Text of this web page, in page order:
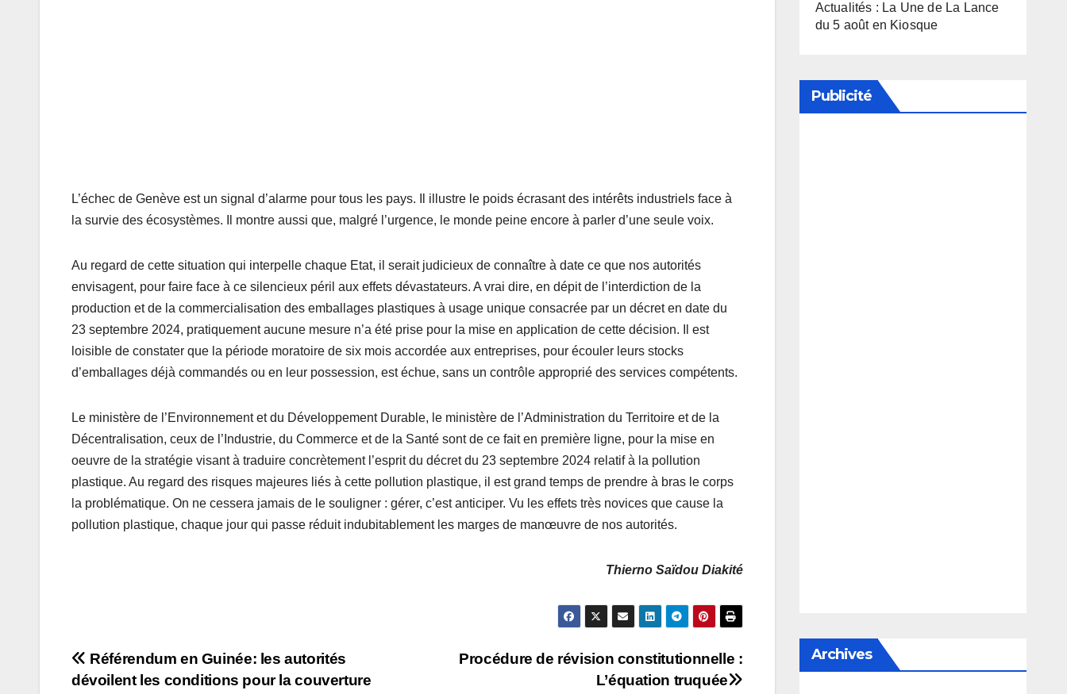
L’échec de Genève est un signal d’alarme pour tous les pays. Il illustre le poids écrasant des intérêts industriels face à
la survie des écosystèmes. Il montre aussi que, malgré l’urgence, le monde peine encore à parler d’une seule voix.
Au regard de cette situation qui interpelle chaque Etat, il serait judicieux de connaître à date ce que nos autorités
envisagent, pour faire face à ce silencieux péril aux effets dévastateurs. A vrai dire, en dépit de l’interdiction de la
production et de la commercialisation des emballages plastiques à usage unique consacrée par un décret en date du
23 septembre 2024, pratiquement aucune mesure n’a été prise pour la mise en application de cette décision. Il est
loisible de constater que la période moratoire de six mois accordée aux entreprises, pour écouler leurs stocks
d’emballages déjà commandés ou en leur possession, est échue, sans un contrôle approprié des services compétents.
Le ministère de l’Environnement et du Développement Durable, le ministère de l’Administration du Territoire et de la
Décentralisation, ceux de l’Industrie, du Commerce et de la Santé sont de ce fait en première ligne, pour la mise en
oeuvre de la stratégie visant à traduire concrètement l’esprit du décret du 23 septembre 2024 relatif à la pollution
plastique. Au regard des risques majeures liés à cette pollution plastique, il est grand temps de prendre à bras le corps
la problématique. On ne cessera jamais de le souligner : gérer, c’est anticiper. Vu les effets très novices que cause la
pollution plastique, chaque jour qui passe réduit indubitablement les marges de manœuvre de nos autorités.
Thierno Saïdou Diakité
Navigation
Procédure de révision constitutionnelle :
L’équation truquée
Référendum en Guinée: les autorités
dévoilent les conditions pour la couverture
Actualités : La Une de La Lance
du 5 août en Kiosque
Publicité
Archives